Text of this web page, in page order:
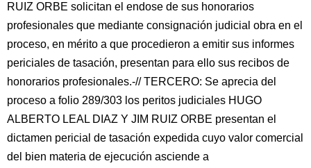
RUIZ ORBE solicitan el endose de sus honorarios
profesionales que mediante consignación judicial obra en el
proceso, en mérito a que procedieron a emitir sus informes
periciales de tasación, presentan para ello sus recibos de
honorarios profesionales.-// TERCERO: Se aprecia del
proceso a folio 289/303 los peritos judiciales HUGO
ALBERTO LEAL DIAZ Y JIM RUIZ ORBE presentan el
dictamen pericial de tasación expedida cuyo valor comercial
del bien materia de ejecución asciende a